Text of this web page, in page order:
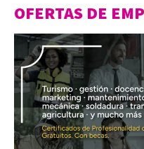
OFERTAS DE